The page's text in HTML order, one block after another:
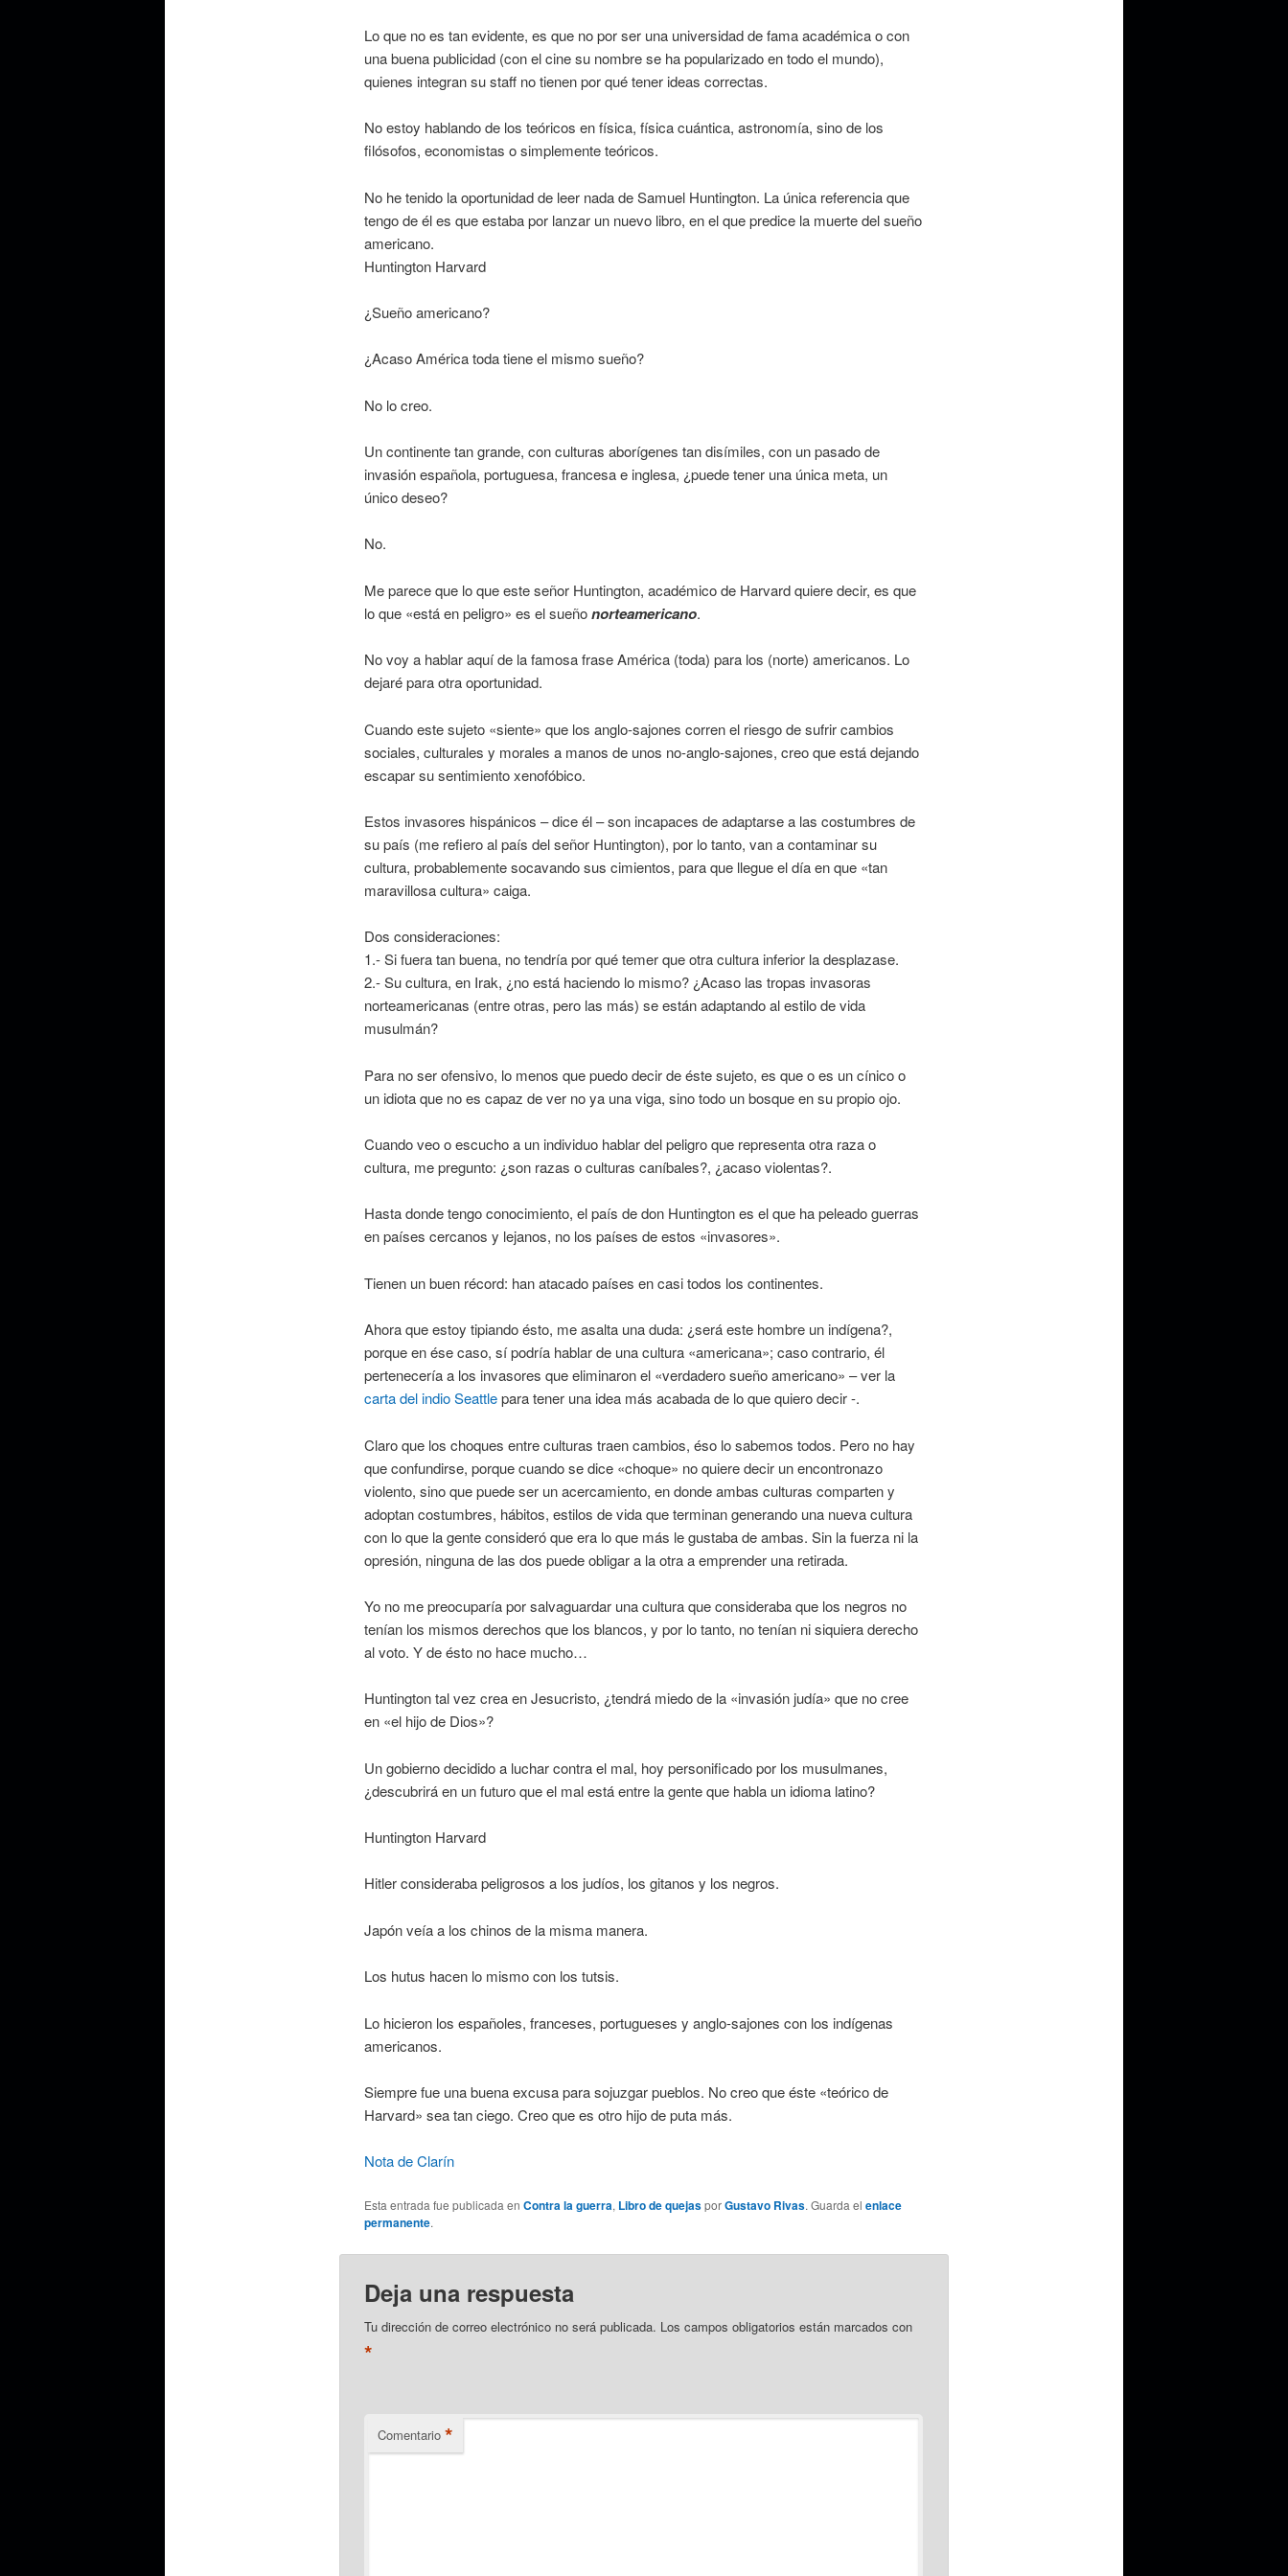
Lo que no es tan evidente, es que no por ser una universidad de fama académica o con
una buena publicidad (con el cine su nombre se ha popularizado en todo el mundo),
quienes integran su staff no tienen por qué tener ideas correctas.
No estoy hablando de los teóricos en física, física cuántica, astronomía, sino de los
filósofos, economistas o simplemente teóricos.
No he tenido la oportunidad de leer nada de Samuel Huntington. La única referencia que
tengo de él es que estaba por lanzar un nuevo libro, en el que predice la muerte del sueño
americano.
Huntington Harvard
¿Sueño americano?
¿Acaso América toda tiene el mismo sueño?
No lo creo.
Un continente tan grande, con culturas aborígenes tan disímiles, con un pasado de
invasión española, portuguesa, francesa e inglesa, ¿puede tener una única meta, un
único deseo?
No.
Me parece que lo que este señor Huntington, académico de Harvard quiere decir, es que
lo que «está en peligro» es el sueñonorteamericano.
No voy a hablar aquí de la famosa frase América (toda) para los (norte) americanos. Lo
dejaré para otra oportunidad.
Cuando este sujeto «siente» que los anglo-sajones corren el riesgo de sufrir cambios
sociales, culturales y morales a manos de unos no-anglo-sajones, creo que está dejando
escapar su sentimiento xenofóbico.
Estos invasores hispánicos – dice él – son incapaces de adaptarse a las costumbres de
su país (me refiero al país del señor Huntington), por lo tanto, van a contaminar su
cultura, probablemente socavando sus cimientos, para que llegue el día en que «tan
maravillosa cultura» caiga.
Dos consideraciones:
1.- Si fuera tan buena, no tendría por qué temer que otra cultura inferior la desplazase.
2.- Su cultura, en Irak, ¿no está haciendo lo mismo? ¿Acaso las tropas invasoras
norteamericanas (entre otras, pero las más) se están adaptando al estilo de vida
musulmán?
Para no ser ofensivo, lo menos que puedo decir de éste sujeto, es que o es un cínico o
un idiota que no es capaz de ver no ya una viga, sino todo un bosque en su propio ojo.
Cuando veo o escucho a un individuo hablar del peligro que representa otra raza o
cultura, me pregunto: ¿son razas o culturas caníbales?, ¿acaso violentas?.
Hasta donde tengo conocimiento, el país de don Huntington es el que ha peleado guerras
en países cercanos y lejanos, no los países de estos «invasores».
Tienen un buen récord: han atacado países en casi todos los continentes.
Ahora que estoy tipiando ésto, me asalta una duda: ¿será este hombre un indígena?,
porque en ése caso, sí podría hablar de una cultura «americana»; caso contrario, él
pertenecería a los invasores que eliminaron el «verdadero sueño americano» – ver la
carta del indio Seattlepara tener una idea más acabada de lo que quiero decir -.
Claro que los choques entre culturas traen cambios, éso lo sabemos todos. Pero no hay
que confundirse, porque cuando se dice «choque» no quiere decir un encontronazo
violento, sino que puede ser un acercamiento, en donde ambas culturas comparten y
adoptan costumbres, hábitos, estilos de vida que terminan generando una nueva cultura
con lo que la gente consideró que era lo que más le gustaba de ambas. Sin la fuerza ni la
opresión, ninguna de las dos puede obligar a la otra a emprender una retirada.
Yo no me preocuparía por salvaguardar una cultura que consideraba que los negros no
tenían los mismos derechos que los blancos, y por lo tanto, no tenían ni siquiera derecho
al voto. Y de ésto no hace mucho…
Huntington tal vez crea en Jesucristo, ¿tendrá miedo de la «invasión judía» que no cree
en «el hijo de Dios»?
Un gobierno decidido a luchar contra el mal, hoy personificado por los musulmanes,
¿descubrirá en un futuro que el mal está entre la gente que habla un idioma latino?
Huntington Harvard
Hitler consideraba peligrosos a los judíos, los gitanos y los negros.
Japón veía a los chinos de la misma manera.
Los hutus hacen lo mismo con los tutsis.
Lo hicieron los españoles, franceses, portugueses y anglo-sajones con los indígenas
americanos.
Siempre fue una buena excusa para sojuzgar pueblos. No creo que éste «teórico de
Harvard» sea tan ciego. Creo que es otro hijo de puta más.
Nota de Clarín
Esta entrada fue publicada en Contra la guerra, Libro de quejasporGustavo Rivas. Guarda el enlace
permanente.
Deja una respuesta
Tu dirección de correo electrónico no será publicada. Los campos obligatorios están marcados con
*
Comentario *